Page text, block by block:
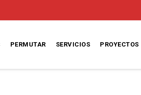
PERMUTAR SERVICIOS PROYECTOS